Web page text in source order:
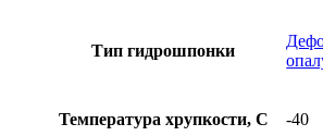
Тип гидрошпонки
Температура хрупкости, С -40